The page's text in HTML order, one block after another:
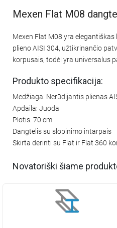
Mexen Flat M08
Mexen Flat M08 yra
plieno AISI 304, užtikrinančio
korpusais, todėl yra universalus
Produkto specifikacija:
Medžiaga: Nerūdijantis plienas
Apdaila: Juoda
Plotis: 70 cm
Dangtelis su slopinimo intarpais
Skirta derinti su Flat ir Flat 360
Novatoriški šiame